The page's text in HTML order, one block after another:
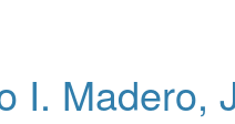
I. Madero,